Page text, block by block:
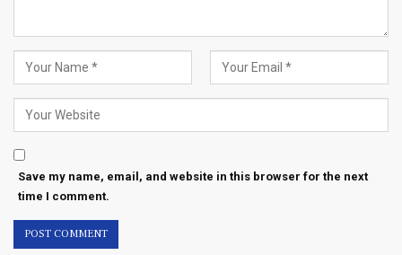
Save my name, email, and website in this browser for the next
time I comment.